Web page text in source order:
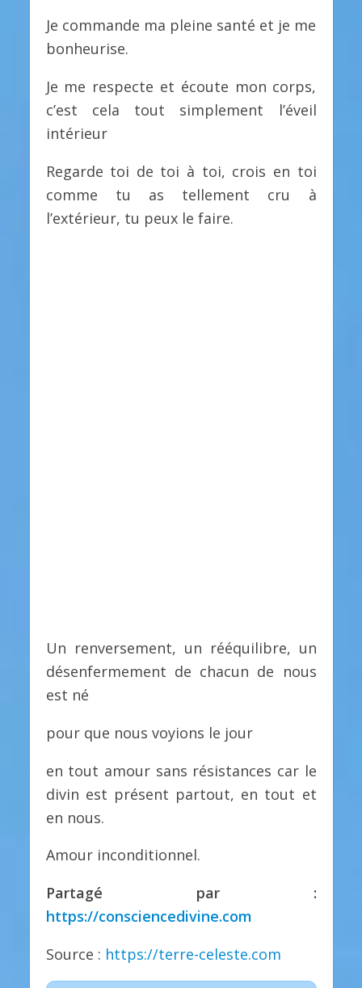
Je commande ma pleine santé et je me
bonheurise.
Je me respecte et écoute mon corps,
c’est cela tout simplement l’éveil
intérieur
Regarde toi de toi à toi, crois en toi
comme tu as tellement cru à
l’extérieur, tu peux le faire.
Un renversement, un rééquilibre, un
désenfermement de chacun de nous
est né
pour que nous voyions le jour
en tout amour sans résistances car le
divin est présent partout, en tout et
en nous.
Amour inconditionnel.
Partagé par :
https://consciencedivine.com
Source : https://terre-celeste.com